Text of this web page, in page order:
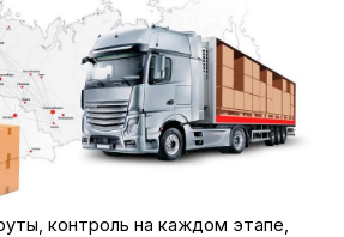
контроль на каждом этапе,